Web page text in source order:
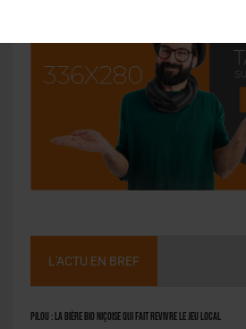
L'ACTU EN BREF
Pilou : la bière bio niçoise qui fait revivre le jeu local